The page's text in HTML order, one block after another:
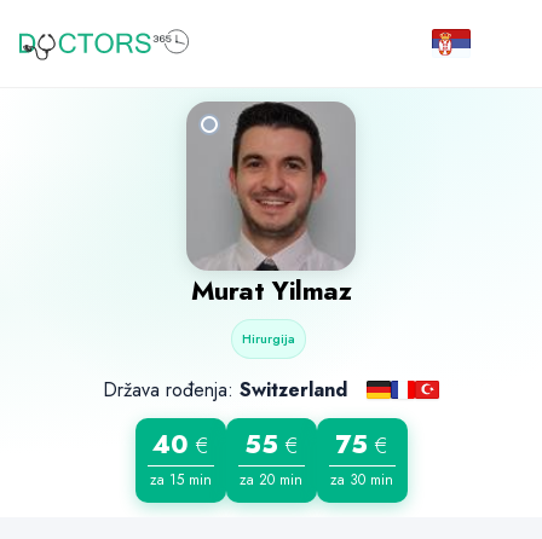
Murat Yilmaz
Hirurgija
Država rođenja: Switzerland
40 €
za 15 min
55 €
za 20 min
75 €
za 30 min